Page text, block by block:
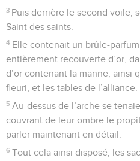
3 Puis derrière le second voile,
Saint des saints.
4 Elle contenait un brûle-parfum
entièrement recouverte d’or,
d’or contenant la manne, ainsi
fleuri, et les tables de l’alliance.
5 Au-dessus de l’arche se
couvrant de leur ombre le
parler maintenant en détail.
6 Tout cela ainsi disposé, les